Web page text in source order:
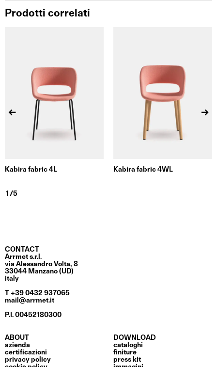
Prodotti correlati
Kabira fabric 4L Kabira fabric 4WL
CONTACT
Arrmet s.r.l.
via Alessandro Volta, 8
33044 Manzano (UD)
italy
T +39 0432 937065
mail@arrmet.it
P.I. 00452180300
ABOUT
azienda
certificazioni
privacy policy
DOWNLOAD
cataloghi
finiture
press kit